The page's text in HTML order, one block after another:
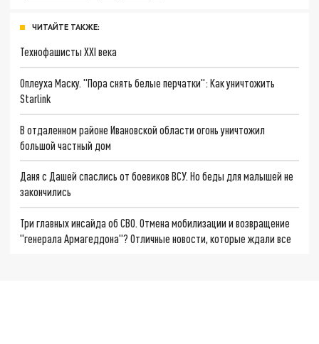
ЧИТАЙТЕ ТАКЖЕ:
Технофашисты XXI века
Оплеуха Маску. "Пора снять белые перчатки": Как уничтожить
Starlink
В отдаленном районе Ивановской области огонь уничтожил
большой частный дом
Даня с Дашей спаслись от боевиков ВСУ. Но беды для малышей не
закончились
Три главных инсайда об СВО. Отмена мобилизации и возвращение
"генерала Армагеддона"? Отличные новости, которые ждали все